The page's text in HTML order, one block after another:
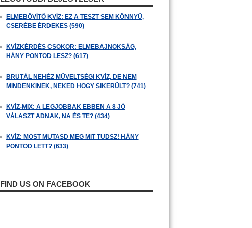
ELMEBŐVÍTŐ KVÍZ: EZ A TESZT SEM KÖNNYŰ,
CSERÉBE ÉRDEKES (590)
KVÍZKÉRDÉS CSOKOR: ELMEBAJNOKSÁG,
HÁNY PONTOD LESZ? (617)
BRUTÁL NEHÉZ MŰVELTSÉGI KVÍZ, DE NEM
MINDENKINEK, NEKED HOGY SIKERÜLT? (741)
KVÍZ-MIX: A LEGJOBBAK EBBEN A 8 JÓ
VÁLASZT ADNAK, NA ÉS TE? (434)
KVÍZ: MOST MUTASD MEG MIT TUDSZ! HÁNY
PONTOD LETT? (633)
FIND US ON FACEBOOK